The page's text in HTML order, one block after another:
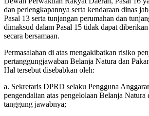
dan perlengkapannya serta kendaraan dinas
Pasal 13 serta tunjangan perumahan dan
dimaksud dalam Pasal 15 tidak dapat
secara bersamaan.
Permasalahan di atas mengakibatkan risiko
pertanggungjawaban Belanja Natura dan
Hal tersebut disebabkan oleh:
a. Sekretaris DPRD selaku Pengguna
pengendalian atas pengelolaan Belanja
tanggung jawabnya;